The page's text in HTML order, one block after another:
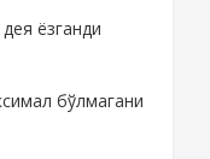
ёзганди
бўлмагани